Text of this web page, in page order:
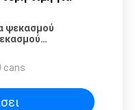
ψεκασμού
έως 10
πόδια
cans